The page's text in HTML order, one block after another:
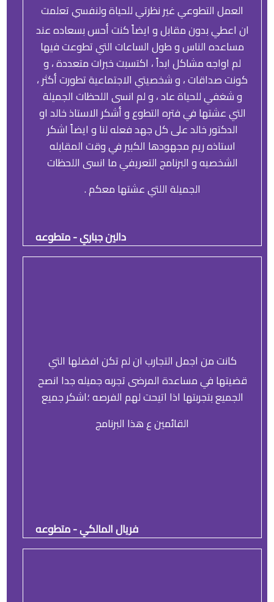
العمل التطوعي غير نظرتي للحياة ولنفسي تعلمت
ان اعطي بدون مقابل و ايضاً كنت أحس بسعاده عند
مساعده الناس و طول الساعات التي تطوعت فيها
لم اواجه مشاكل ابداً ، اكتسبت خبرات متعددة ، و
كونت صداقات ، و شخصيتي الاجتماعية تطورت أكثر ،
و شغفي للحياة عاد ، و لم انسى اللحظات الجميلة
التي عشتها في فتره التطوع و أشكر الاستاذ خالد او
الدكتور خالد على كل جهد فعله لنا و ايضاً اشكر
استاذه ريم مجهودها الكبير في وقت المقابله
الشخصيه و البرنامج التعريفي ما انسى اللحظات
الجميلة اللتي عشتها معكم .
دالين جباري - متطوعه
كانت من اجمل التجارب ان لم تكن افضلها التي
قضيتها في مساعدة المرضى تجربه جميله جدا انصح
الجميع بتجربتها اذا اتيحت لهم الفرصه ؛اشكر جميع
القائمين ع هذا البرنامج
فريال المالكي - متطوعه